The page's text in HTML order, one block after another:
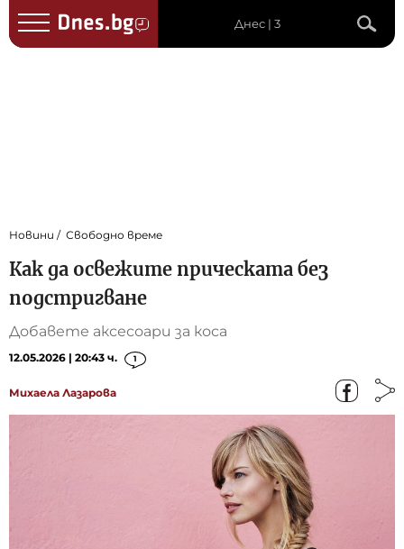
Днес | 3
Новини Свободно време
Как да освежите прическата без
подстригване
Добавете аксесоари за коса
12.05.2026 | 20:43 ч. 1
Михаела Лазарова